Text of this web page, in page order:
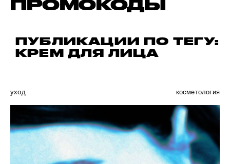
ПРОМОКОДЫ
ПУБЛИКАЦИИ ПО ТЕГУ:
КРЕМ ДЛЯ ЛИЦА
уход косметология